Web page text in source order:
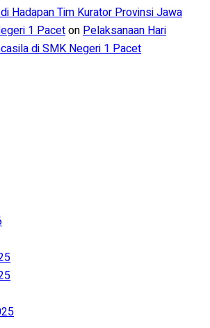
Hadapan Tim Kurator Provinsi Jawa
1 PacetonPelaksanaan Hari
di SMK Negeri 1 Pacet